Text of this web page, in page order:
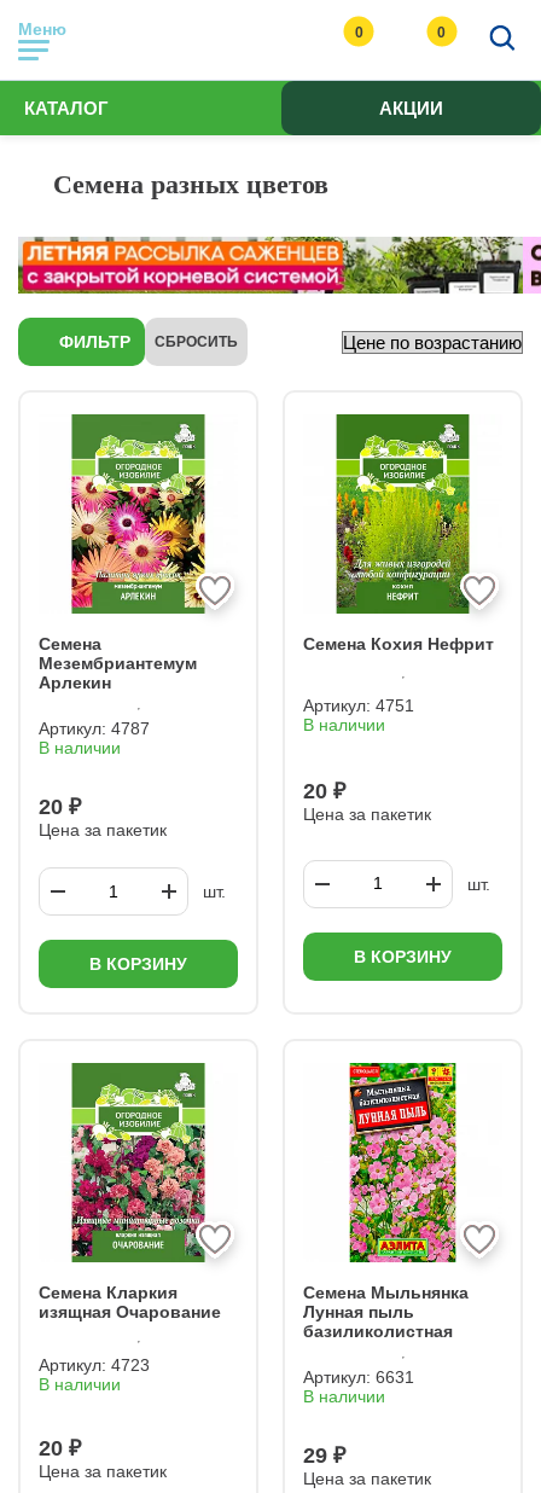
Меню 0 0
КАТАЛОГ АКЦИИ
Семена разных цветов
ФИЛЬТР СБРОСИТЬ
Семена
Мезембриантемум
Арлекин
Артикул: 4787
В наличии
20 ₽
Цена за пакетик
шт.
В КОРЗИНУ
Семена Кохия Нефрит
Артикул: 4751
В наличии
20 ₽
Цена за пакетик
шт.
В КОРЗИНУ
Семена Кларкия
изящная Очарование
Артикул: 4723
В наличии
20 ₽
Цена за пакетик
Семена Мыльнянка
Лунная пыль
базиликолистная
Артикул: 6631
В наличии
29 ₽
Цена за пакетик